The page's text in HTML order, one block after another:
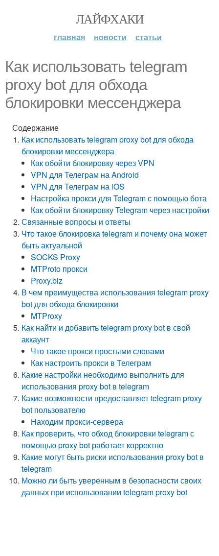
ЛАЙФХАКИ
главная новости статьи
Как использовать telegram
proxy bot для обхода
блокировки мессенджера
Содержание
Как использовать telegram proxy bot для обхода
блокировки мессенджера
Как обойти блокировку через VPN
VPN для Телеграм на Android
VPN для Телеграм на iOS
Настройка прокси для Telegram с помощью бота
Как обойти блокировку Telegram через настройки
Связанные вопросы и ответы
Что такое блокировка telegram и почему она может
быть актуальной
SOCKS Proxy
MTProto прокси
Proxy.biz
В чем преимущества использования telegram proxy
bot для обхода блокировки
MTProxy
Как найти и добавить telegram proxy bot в свой
аккаунт
Что такое прокси простыми словами
Как настроить прокси в Телеграм
Какие настройки необходимо выполнить для
использования proxy bot в telegram
Какие возможности предоставляет telegram proxy
bot пользователю
Находим прокси-сервера
Как проверить, что обход блокировки telegram с
помощью proxy bot работает корректно
Какие могут быть риски использования proxy bot в
telegram
Можно ли быть уверенным в безопасности своих
данных при использовании telegram proxy bot